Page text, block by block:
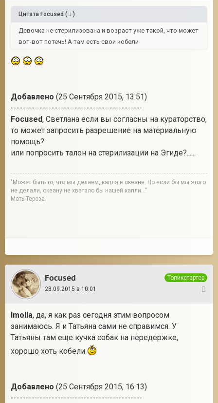
Цитата Focused ( )
Девочка не стерилизована и возраст уже такой, что может
вот-вот потечь! А там есть свои кобели
Добавлено (25 Сентября 2015, 13:51)
---------------------------------------------
Focused, Светлана если вы согласны на кураторство,
то может запросить разрешение на материальную
помощь?
или попросить талон на стерилизации на Эгиде?......
"Может быть то, что мы делаем, капля в океане. Но если бы мы этого
не делали, океану не хватало бы нашей капли..."
Мать Тереза.
Focused
Топикстартер
28.09.2015 в 10:01
Imolla, да, я как раз сегодня этим вопросом
занимаюсь. Я и Татьяна сами не справимся. У
Татьяны там еще кучка собак на передержке,
хорошо хоть кобели
Добавлено (25 Сентября 2015, 16:13)
---------------------------------------------